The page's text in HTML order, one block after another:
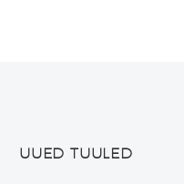
UUED TUULED